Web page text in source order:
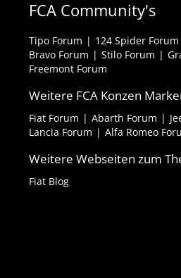
FCA Community's
Tipo Forum 124 Spider Forum
Bravo Forum
Stilo Forum
Freemont Forum
Weitere FCA Konzen
Fiat Forum Abarth Forum
Lancia Forum
Alfa Romeo
Weitere Webseiten zum
Fiat Blog